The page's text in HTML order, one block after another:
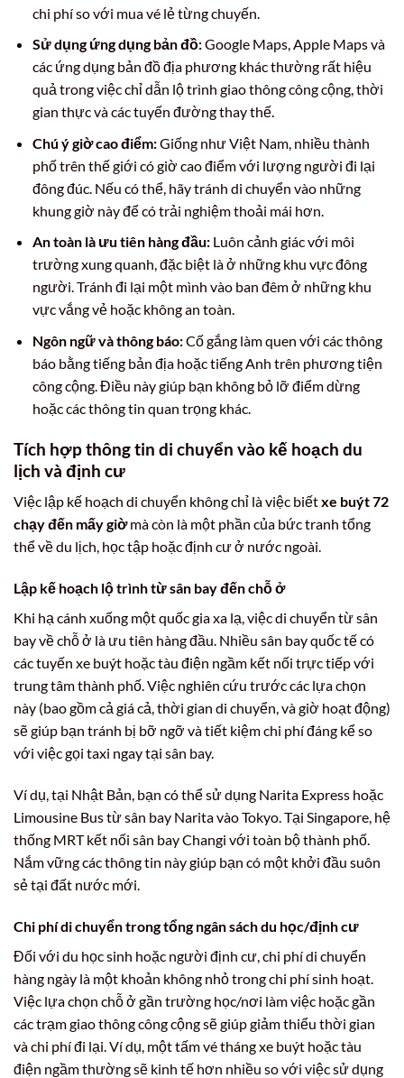
chi phí so với mua vé lẻ từng chuyến.
Sử dụng ứng dụng bản đồ:Google Maps, Apple Maps và
các ứng dụng bản đồ địa phương khác thường rất hiệu
quả trong việc chỉ dẫn lộ trình giao thông công cộng, thời
gian thực và các tuyến đường thay thế.
Chú ý giờ cao điểm:Giống như Việt Nam, nhiều thành
phố trên thế giới có giờ cao điểm với lượng người đi lại
đông đúc. Nếu có thể, hãy tránh di chuyển vào những
khung giờ này để có trải nghiệm thoải mái hơn.
An toàn là ưu tiên hàng đầu:Luôn cảnh giác với môi
trường xung quanh, đặc biệt là ở những khu vực đông
người. Tránh đi lại một mình vào ban đêm ở những khu
vực vắng vẻ hoặc không an toàn.
Ngôn ngữ và thông báo:Cố gắng làm quen với các thông
báo bằng tiếng bản địa hoặc tiếng Anh trên phương tiện
công cộng. Điều này giúp bạn không bỏ lỡ điểm dừng
hoặc các thông tin quan trọng khác.
Tích hợp thông tin di chuyển vào kế hoạch du
lịch và định cư
Việc lập kế hoạch di chuyển không chỉ là việc biếtxe buýt 72
chạy đến mấy giờmà còn là một phần của bức tranh tổng
thể về du lịch, học tập hoặc định cư ở nước ngoài.
Lập kế hoạch lộ trình từ sân bay đến chỗ ở
Khi hạ cánh xuống một quốc gia xa lạ, việc di chuyển từ sân
bay về chỗ ở là ưu tiên hàng đầu. Nhiều sân bay quốc tế có
các tuyến xe buýt hoặc tàu điện ngầm kết nối trực tiếp với
trung tâm thành phố. Việc nghiên cứu trước các lựa chọn
này (bao gồm cả giá cả, thời gian di chuyển, và giờ hoạt động)
sẽ giúp bạn tránh bị bỡ ngỡ và tiết kiệm chi phí đáng kể so
với việc gọi taxi ngay tại sân bay.
Ví dụ, tại Nhật Bản, bạn có thể sử dụng Narita Express hoặc
Limousine Bus từ sân bay Narita vào Tokyo. Tại Singapore, hệ
thống MRT kết nối sân bay Changi với toàn bộ thành phố.
Nắm vững các thông tin này giúp bạn có một khởi đầu suôn
sẻ tại đất nước mới.
Chi phí di chuyển trong tổng ngân sách du học/định cư
Đối với du học sinh hoặc người định cư, chi phí di chuyển
hàng ngày là một khoản không nhỏ trong chi phí sinh hoạt.
Việc lựa chọn chỗ ở gần trường học/nơi làm việc hoặc gần
các trạm giao thông công cộng sẽ giúp giảm thiểu thời gian
và chi phí đi lại. Ví dụ, một tấm vé tháng xe buýt hoặc tàu
điện ngầm thường sẽ kinh tế hơn nhiều so với việc sử dụng